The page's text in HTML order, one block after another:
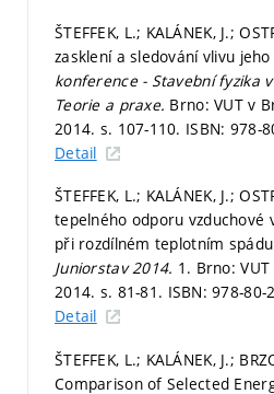
ŠTEFFEK, L.; KALÁNEK, J.;
zasklení a sledování vlivu
konference - Stavební fyzika
Teorie a praxe. Brno: VUT v
2014. s. 107-110. ISBN: 978-
Detail
ŠTEFFEK, L.; KALÁNEK, J.;
tepelného odporu vzduchové
při rozdílném teplotním
Juniorstav 2014. 1. Brno:
2014. s. 81-81. ISBN: 978-80-
Detail
ŠTEFFEK, L.; KALÁNEK, J.;
Comparison of Selected